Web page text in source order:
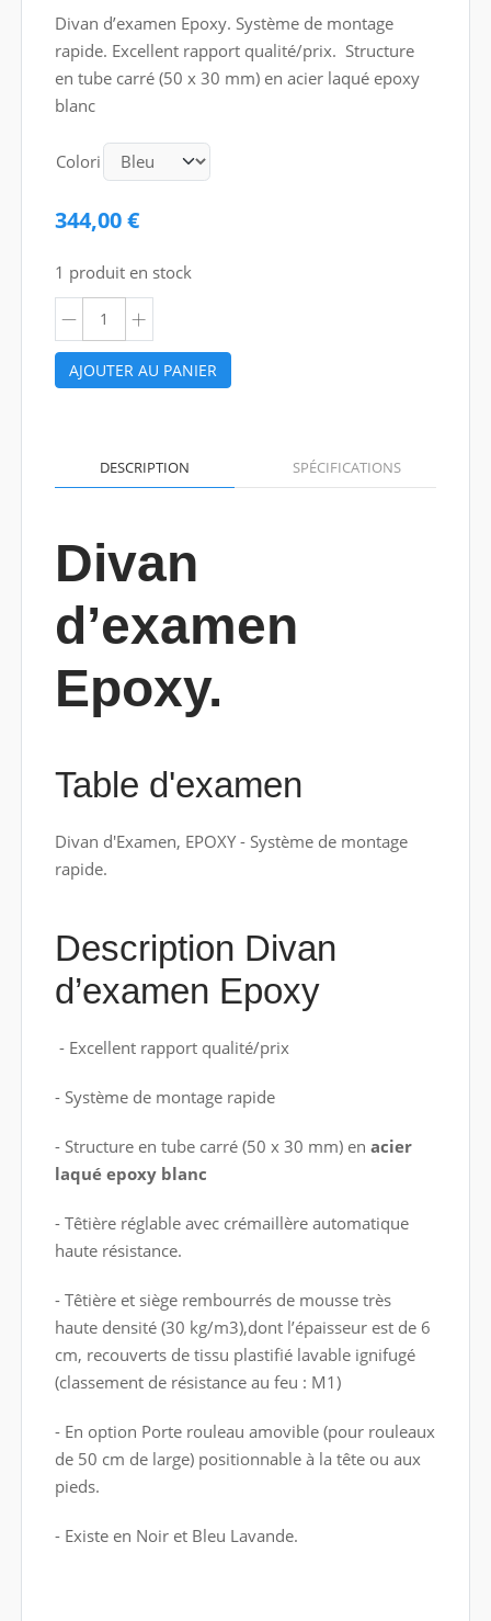
Divan d’examen Epoxy. Système de montage
rapide. Excellent rapport qualité/prix. Structure
en tube carré (50 x 30 mm) en acier laqué epoxy
blanc
Colori
344,00 €
1 produit en stock
AJOUTER AU PANIER
DESCRIPTION SPÉCIFICATIONS
Divan
d’examen
Epoxy.
Table d'examen
Divan d'Examen, EPOXY - Système de montage
rapide.
Description Divan
d’examen Epoxy
- Excellent rapport qualité/prix
- Système de montage rapide
- Structure en tube carré (50 x 30 mm) en acier
laqué epoxy blanc
- Têtière réglable avec crémaillère automatique
haute résistance.
- Têtière et siège rembourrés de mousse très
haute densité (30 kg/m3),dont l’épaisseur est de 6
cm, recouverts de tissu plastifié lavable ignifugé
(classement de résistance au feu : M1)
- En option Porte rouleau amovible (pour rouleaux
de 50 cm de large) positionnable à la tête ou aux
pieds.
- Existe en Noir et Bleu Lavande.